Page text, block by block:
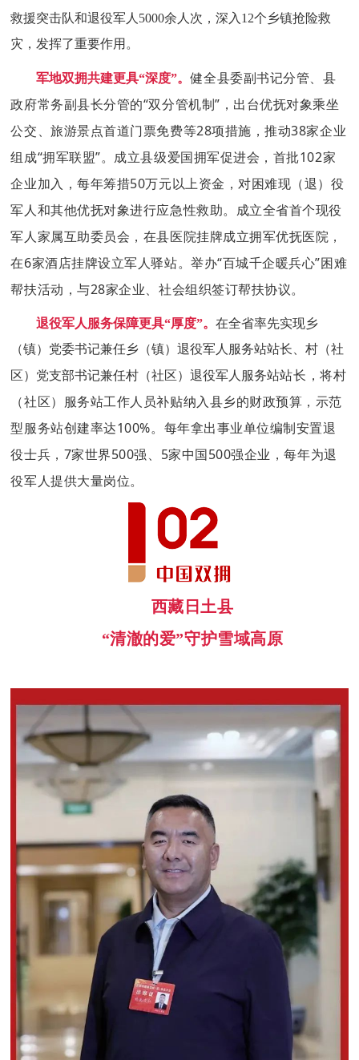
救援突击队和退役军人5000余人次，深入12个乡镇抢险救
灾，发挥了重要作用。
军地双拥共建更具“深度”。健全县委副书记分管、县
政府常务副县长分管的“双分管机制”，出台优抚对象乘坐
公交、旅游景点首道门票免费等28项措施，推动38家企业
组成“拥军联盟”。成立县级爱国拥军促进会，首批102家
企业加入，每年筹措50万元以上资金，对困难现（退）役
军人和其他优抚对象进行应急性救助。成立全省首个现役
军人家属互助委员会，在县医院挂牌成立拥军优抚医院，
在6家酒店挂牌设立军人驿站。举办“百城千企暖兵心”困难
帮扶活动，与28家企业、社会组织签订帮扶协议。
退役军人服务保障更具“厚度”。在全省率先实现乡
（镇）党委书记兼任乡（镇）退役军人服务站站长、村（社
区）党支部书记兼任村（社区）退役军人服务站站长，将村
（社区）服务站工作人员补贴纳入县乡的财政预算，示范
型服务站创建率达100%。每年拿出事业单位编制安置退
役士兵，7家世界500强、5家中国500强企业，每年为退
役军人提供大量岗位。
西藏日土县
“清澈的爱”守护雪域高原